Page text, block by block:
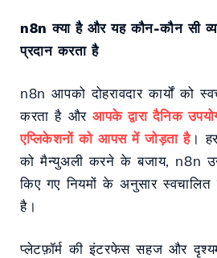
n8n क्या है और यह कौन-कौन सी
प्रदान करता है
n8n आपको दोहरावदार कार्यों को
करता है औरआपके द्वारा दैनिक
एप्लिकेशनों को आपस में जोड़ता है।
को मैन्युअली करने के बजाय, n8n उन्हें
किए गए नियमों के अनुसार स्वचालित
है।
प्लेटफ़ॉर्म की इंटरफेस सहज और